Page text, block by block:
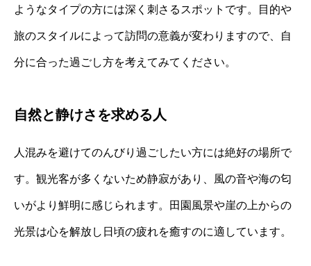
ようなタイプの方には深く刺さるスポットです。目的や
旅のスタイルによって訪問の意義が変わりますので、自
分に合った過ごし方を考えてみてください。
自然と静けさを求める人
人混みを避けてのんびり過ごしたい方には絶好の場所で
す。観光客が多くないため静寂があり、風の音や海の匂
いがより鮮明に感じられます。田園風景や崖の上からの
光景は心を解放し日頃の疲れを癒すのに適しています。